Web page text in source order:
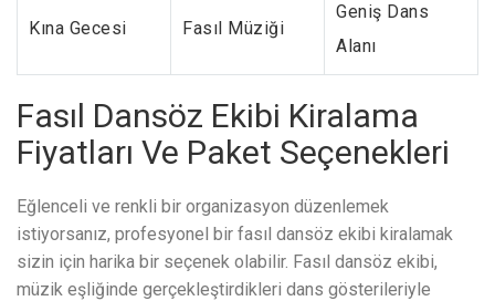
Kına Gecesi Fasıl Müziği
Geniş Dans
Alanı
Fasıl Dansöz Ekibi Kiralama
Fiyatları Ve Paket Seçenekleri
Eğlenceli ve renkli bir organizasyon düzenlemek
istiyorsanız, profesyonel bir fasıl dansöz ekibi kiralamak
sizin için harika bir seçenek olabilir. Fasıl dansöz ekibi,
müzik eşliğinde gerçekleştirdikleri dans gösterileriyle